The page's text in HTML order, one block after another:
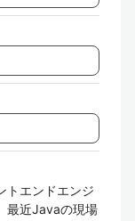
トエンドエンジ
最近Javaの現場